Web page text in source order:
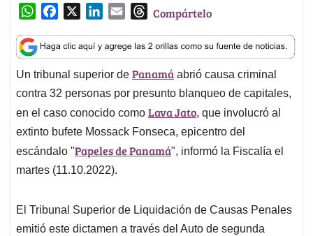
W
a
t
s
A
p
p
c
e
b
o
o
k
n
k
e
d
I
n
a
i
l
T
r
e
a
d
s
Compártelo
Un tribunal superior de Panamá abrió causa criminal
contra 32 personas por presunto blanqueo de capitales,
en el caso conocido como Lava Jato, que involucró al
extinto bufete Mossack Fonseca, epicentro del
escándalo "Papeles de Panamá", informó la Fiscalía el
martes (11.10.2022).
El Tribunal Superior de Liquidación de Causas Penales
emitió este dictamen a través del Auto de segunda